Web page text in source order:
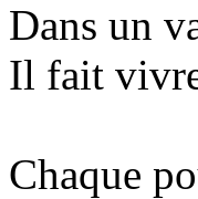
Dans un
Il fait
Chaque